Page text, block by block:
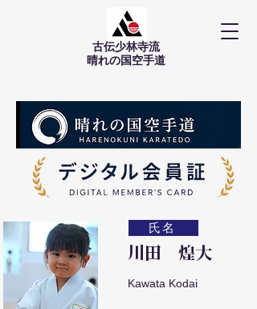
古伝少林寺流
​晴れの国空手道
氏名
川田 煌大
Kawata Kodai